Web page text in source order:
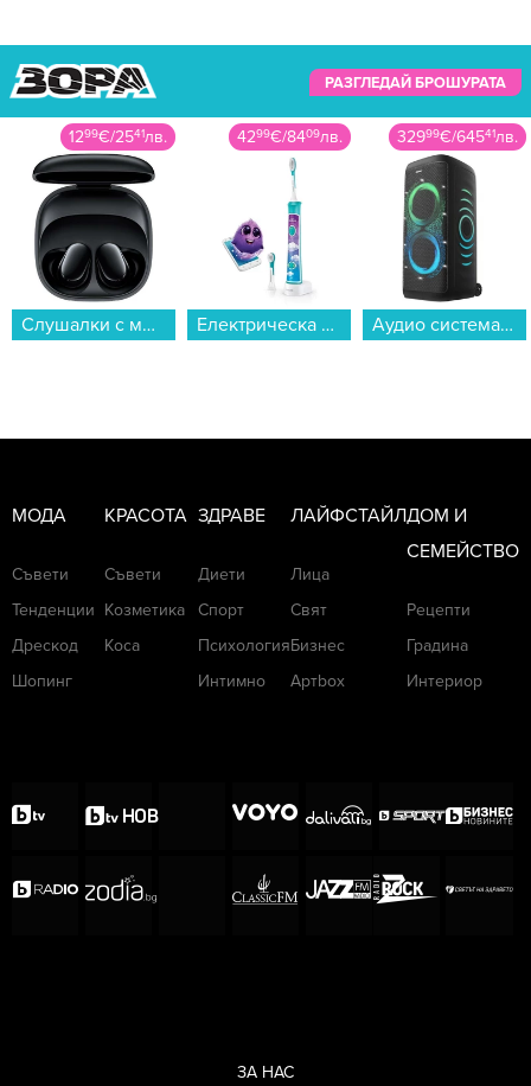
РАЗГЛЕДАЙ БРОШУРАТА
1299€/2541лв.
Слушалки с микрофон Xiaomi REDMI BUDS 6 PLAY BLACK BHR8776GL , Bluetooth , IN-EAR (ТАПИ)...
4299€/8409лв.
Електрическа четка за зъби Philips HX6322/04 Sonicare...
32999€/64541лв.
Аудио система Hisense PARTY THUNDER HP500...
МОДА
Съвети
Тенденции
Дрескод
Шопинг
КРАСОТА
Съвети
Козметика
Коса
ЗДРАВЕ
Диети
Спорт
Психология
Интимно
ЛАЙФСТАЙЛ
Лица
Свят
Бизнес
Артbox
ДОМ И
СЕМЕЙСТВО
Рецепти
Градина
Интериор
ЗА НАС